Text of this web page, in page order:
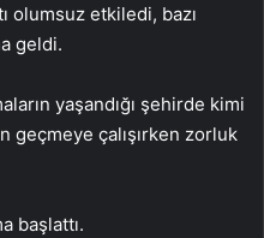
olumsuz etkiledi, bazı
geldi.
yaşandığı şehirde kimi
geçmeye çalışırken zorluk
başlattı.